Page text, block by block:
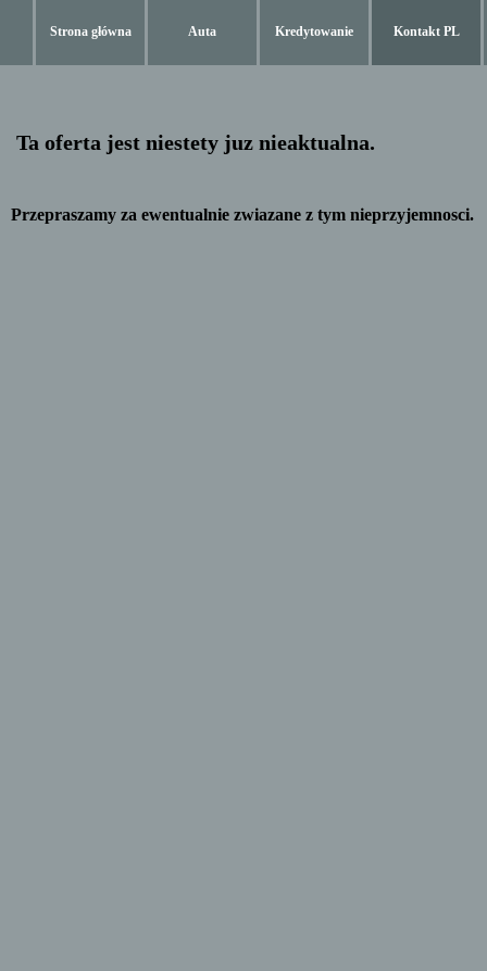
Strona główna Auta Kredytowanie Kontakt PL
Ta oferta jest niestety juz nieaktualna.
Przepraszamy za ewentualnie zwiazane z tym nieprzyjemnosci.